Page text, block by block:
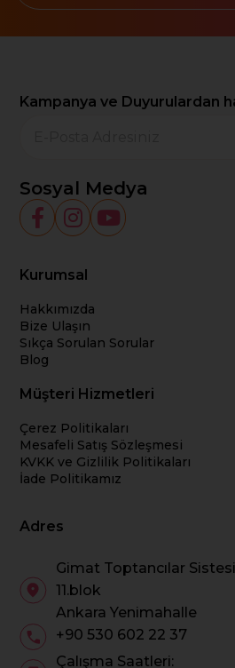
Kampanya ve Duyurulardan
Sosyal Medya
Kurumsal
Hakkımızda
Bize Ulaşın
Sıkça Sorulan Sorular
Blog
Müşteri Hizmetleri
Çerez Politikaları
Mesafeli Satış Sözleşmesi
KVKK ve Gizlilik Politikaları
İade Politikamız
Adres
Gimat Toptancılar Sistesi
11.blok
Ankara Yenimahalle
+90 530 602 22 37
Çalışma Saatleri: